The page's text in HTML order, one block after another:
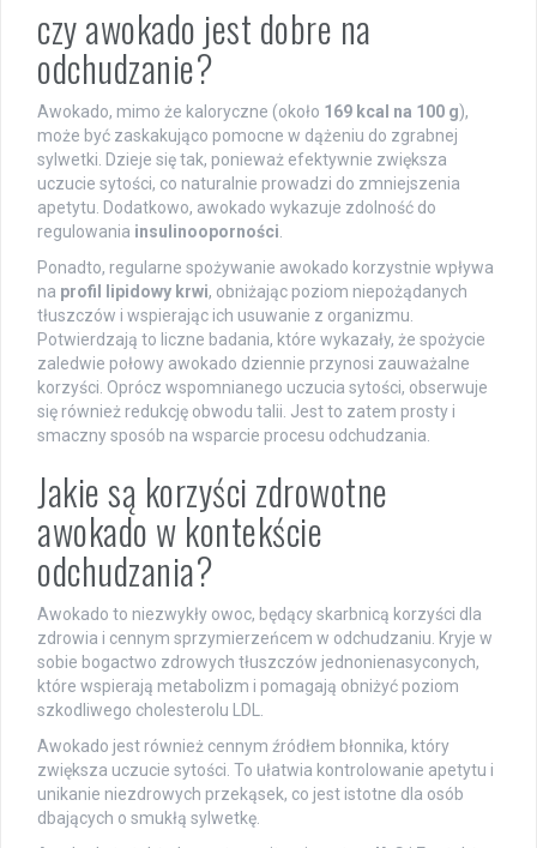
czy awokado jest dobre na
odchudzanie?
Awokado, mimo że kaloryczne (około 169 kcal na 100 g),
może być zaskakująco pomocne w dążeniu do zgrabnej
sylwetki. Dzieje się tak, ponieważ efektywnie zwiększa
uczucie sytości, co naturalnie prowadzi do zmniejszenia
apetytu. Dodatkowo, awokado wykazuje zdolność do
regulowania insulinooporności.
Ponadto, regularne spożywanie awokado korzystnie wpływa
na profil lipidowy krwi, obniżając poziom niepożądanych
tłuszczów i wspierając ich usuwanie z organizmu.
Potwierdzają to liczne badania, które wykazały, że spożycie
zaledwie połowy awokado dziennie przynosi zauważalne
korzyści. Oprócz wspomnianego uczucia sytości, obserwuje
się również redukcję obwodu talii. Jest to zatem prosty i
smaczny sposób na wsparcie procesu odchudzania.
Jakie są korzyści zdrowotne
awokado w kontekście
odchudzania?
Awokado to niezwykły owoc, będący skarbnicą korzyści dla
zdrowia i cennym sprzymierzeńcem w odchudzaniu. Kryje w
sobie bogactwo zdrowych tłuszczów jednonienasyconych,
które wspierają metabolizm i pomagają obniżyć poziom
szkodliwego cholesterolu LDL.
Awokado jest również cennym źródłem błonnika, który
zwiększa uczucie sytości. To ułatwia kontrolowanie apetytu i
unikanie niezdrowych przekąsek, co jest istotne dla osób
dbających o smukłą sylwetkę.